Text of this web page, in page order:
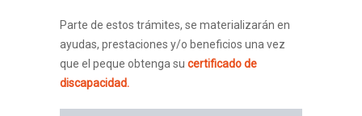
Parte de estos trámites, se materializarán en
ayudas, prestaciones y/o beneficios una vez
que el peque obtenga su certificado de
discapacidad.